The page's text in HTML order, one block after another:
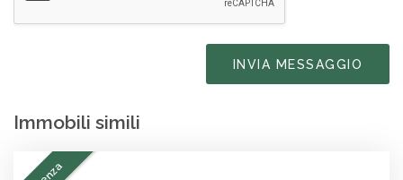
INVIA MESSAGGIO
Immobili simili